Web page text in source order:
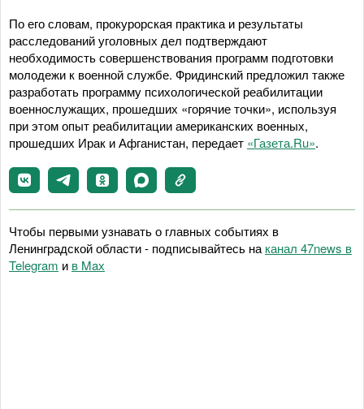
По его словам, прокурорская практика и результаты
расследований уголовных дел подтверждают
необходимость совершенствования программ подготовки
молодежи к военной службе. Фридинский предложил также
разработать программу психологической реабилитации
военнослужащих, прошедших «горячие точки», используя
при этом опыт реабилитации американских военных,
прошедших Ирак и Афганистан, передает «Газета.Ru».
Чтобы первыми узнавать о главных событиях в
Ленинградской области - подписывайтесь на канал 47news в
Telegram и в Maх